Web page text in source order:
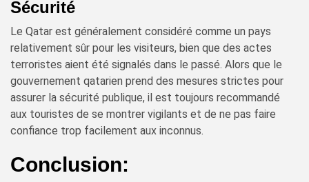
Sécurité
Le Qatar est généralement considéré comme un pays
relativement sûr pour les visiteurs, bien que des actes
terroristes aient été signalés dans le passé. Alors que le
gouvernement qatarien prend des mesures strictes pour
assurer la sécurité publique, il est toujours recommandé
aux touristes de se montrer vigilants et de ne pas faire
confiance trop facilement aux inconnus.
Conclusion: